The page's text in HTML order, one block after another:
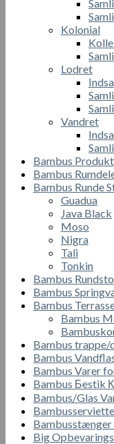
Kolonial
Lodret
Vandret
Bambus
Bambus
Bambus Runde
Guadua
Java Black
Moso
Nigra
Tali
Tonkin
Bambus
Bambus
Bambus
Bambus
Bambus
Bambus
Bambus Varer
Bambus Бestik
Bambus/Glas
Bambusstænger
Big